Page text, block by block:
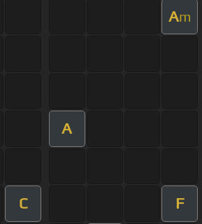
Am
A
C F